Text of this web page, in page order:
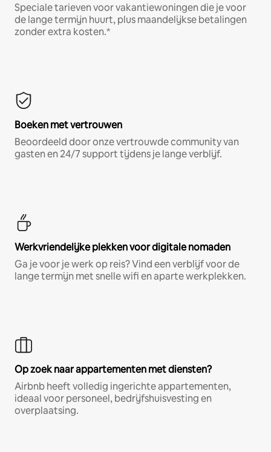
Speciale tarieven voor vakantiewoningen die je voor
de lange termijn huurt, plus maandelijkse betalingen
zonder extra kosten.*
Boeken met vertrouwen
Beoordeeld door onze vertrouwde community van
gasten en 24/7 support tijdens je lange verblijf.
Werkvriendelijke plekken voor digitale nomaden
Ga je voor je werk op reis? Vind een verblijf voor de
lange termijn met snelle wifi en aparte werkplekken.
Op zoek naar appartementen met diensten?
Airbnb heeft volledig ingerichte appartementen,
ideaal voor personeel, bedrijfshuisvesting en
overplaatsing.